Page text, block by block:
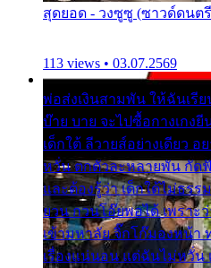
สุดยอด - วงซูซู (ซาวด์ดนต
113 views • 03.07.2569
พ่อส่งเงินสามพัน ให้ฉันเรี
บ๊าย บาย จะไปซื้อกางเกงยี
เด็กใต้ ลีวายส์อย่างเดียว
หวั่น ตกตัวละหลายพัน กัด
และต้องรู้ว่า เด็กใต้ไม่ธรร
ยวน กวนโอ๊ยพอได้ เพราะ
เข้ามหาลัย จิ๊กโก๊มองหน้า
เรื่องแน่นอน แต่ฉันไม่หวั่น